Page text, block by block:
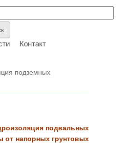
Контакт
подземных
подвальных
от напорных грунтовых